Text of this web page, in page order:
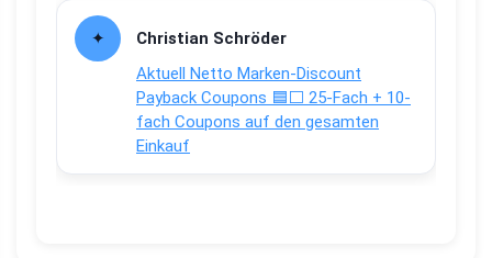
Christian Schröder
Aktuell Netto Marken-Discount
Payback Coupons 🟦⬜ 25-Fach + 10-
fach Coupons auf den gesamten
Einkauf